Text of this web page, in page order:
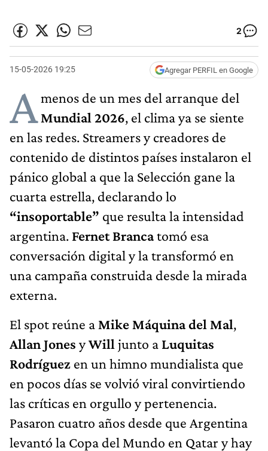
2
15-05-2026 19:25 Agregar PERFIL en Google
Amenos de un mes del arranque del
Mundial 2026, el clima ya se siente
en las redes. Streamers y creadores de
contenido de distintos países instalaron el
pánico global a que la Selección gane la
cuarta estrella, declarando lo
“insoportable” que resulta la intensidad
argentina. Fernet Brancatomó esa
conversación digital y la transformó en
una campaña construida desde la mirada
externa.
El spot reúne a Mike Máquina del Mal,
Allan Jones yWill junto a Luquitas
Rodríguez en un himno mundialista que
en pocos días se volvió viral convirtiendo
las críticas en orgullo y pertenencia.
Pasaron cuatro años desde que Argentina
levantó la Copa del Mundo en Qatar y hay